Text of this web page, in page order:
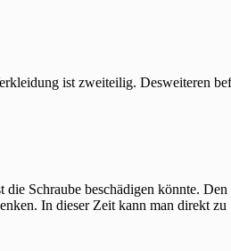
ist zweiteilig. Desweiteren
Schraube beschädigen könnte.
In dieser Zeit kann man direkt